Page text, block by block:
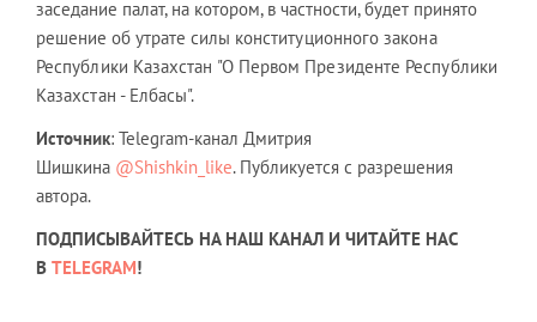
заседание палат, на котором, в частности, будет принято
решение об утрате силы конституционного закона
Республики Казахстан "О Первом Президенте Республики
Казахстан - Елбасы".
Источник: Telegram-канал Дмитрия
Шишкина @Shishkin_like. Публикуется с разрешения
автора.
ПОДПИСЫВАЙТЕСЬ НА НАШ КАНАЛ И ЧИТАЙТЕ НАС
В TELEGRAM!